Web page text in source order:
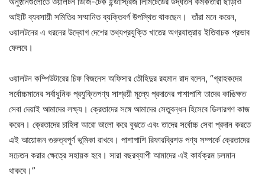
আইটি ব্যবসায়ী সমিতির সম্মানিত ব্যক্তিবর্গ উপস্থিত থাকছেন। তাঁরা মনে করেন,
ওয়ালটনের এ ধরনের উদ্যোগ দেশের তথ্যপ্রযুক্তি খাতের অগ্রযাত্রায় ইতিবাচক প্রভাব
ফেলবে।
ওয়ালটন কম্পিউটারের চিফ বিজনেস অফিসার তৌহিদুর রহমান রাদ বলেন, “গ্রাহকদের
সর্বোচ্চমানের সর্বাধুনিক প্রযুক্তিপণ্য সাশ্রয়ী মূল্যে প্রদানের পাশাপাশি তাদের কাঙিক্ষত
সেবা দেয়াই আমাদের লক্ষ্য। ক্রেতাদের সঙ্গে আমাদের সেতুবন্ধন হিসেবে ডিলারগণ কাজ
করেন। ক্রেতাদের চাহিদা আরো ভালো করে বুঝতে এবং তাদের সর্বোচ্চ সেবা প্রদান করতে
এই আয়োজন গুরুত্বপূর্ণ ভূমিকা রাখবে। পাশাপাশি রিফারব্রিশড পণ্য সম্পর্কে ক্রেতাদের
সচেতন করার ক্ষেত্রে সহায়ক হবে। সারা বছরব্যাপী আমাদের এই কার্যক্রম চলমান
থাকবে।”